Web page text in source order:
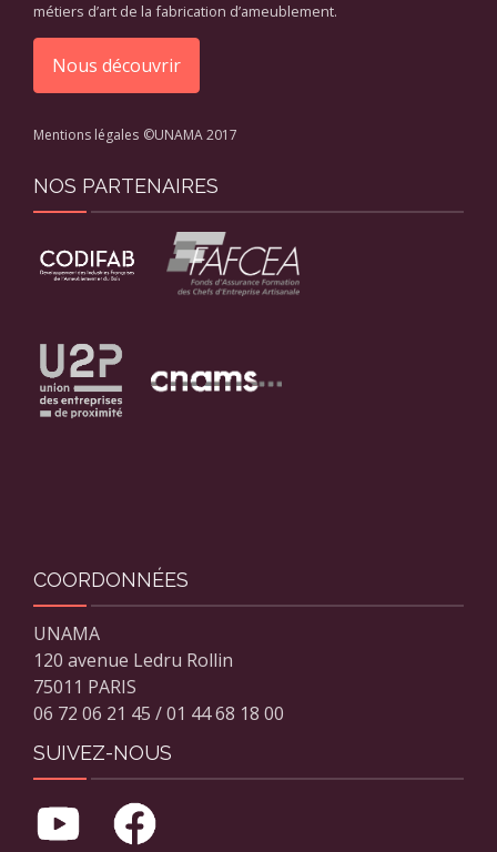
métiers d’art de la fabrication d’ameublement.
Nous découvrir
Mentions légales ©UNAMA 2017
NOS PARTENAIRES
COORDONNÉES
UNAMA
120 avenue Ledru Rollin
75011 PARIS
06 72 06 21 45 / 01 44 68 18 00
SUIVEZ-NOUS